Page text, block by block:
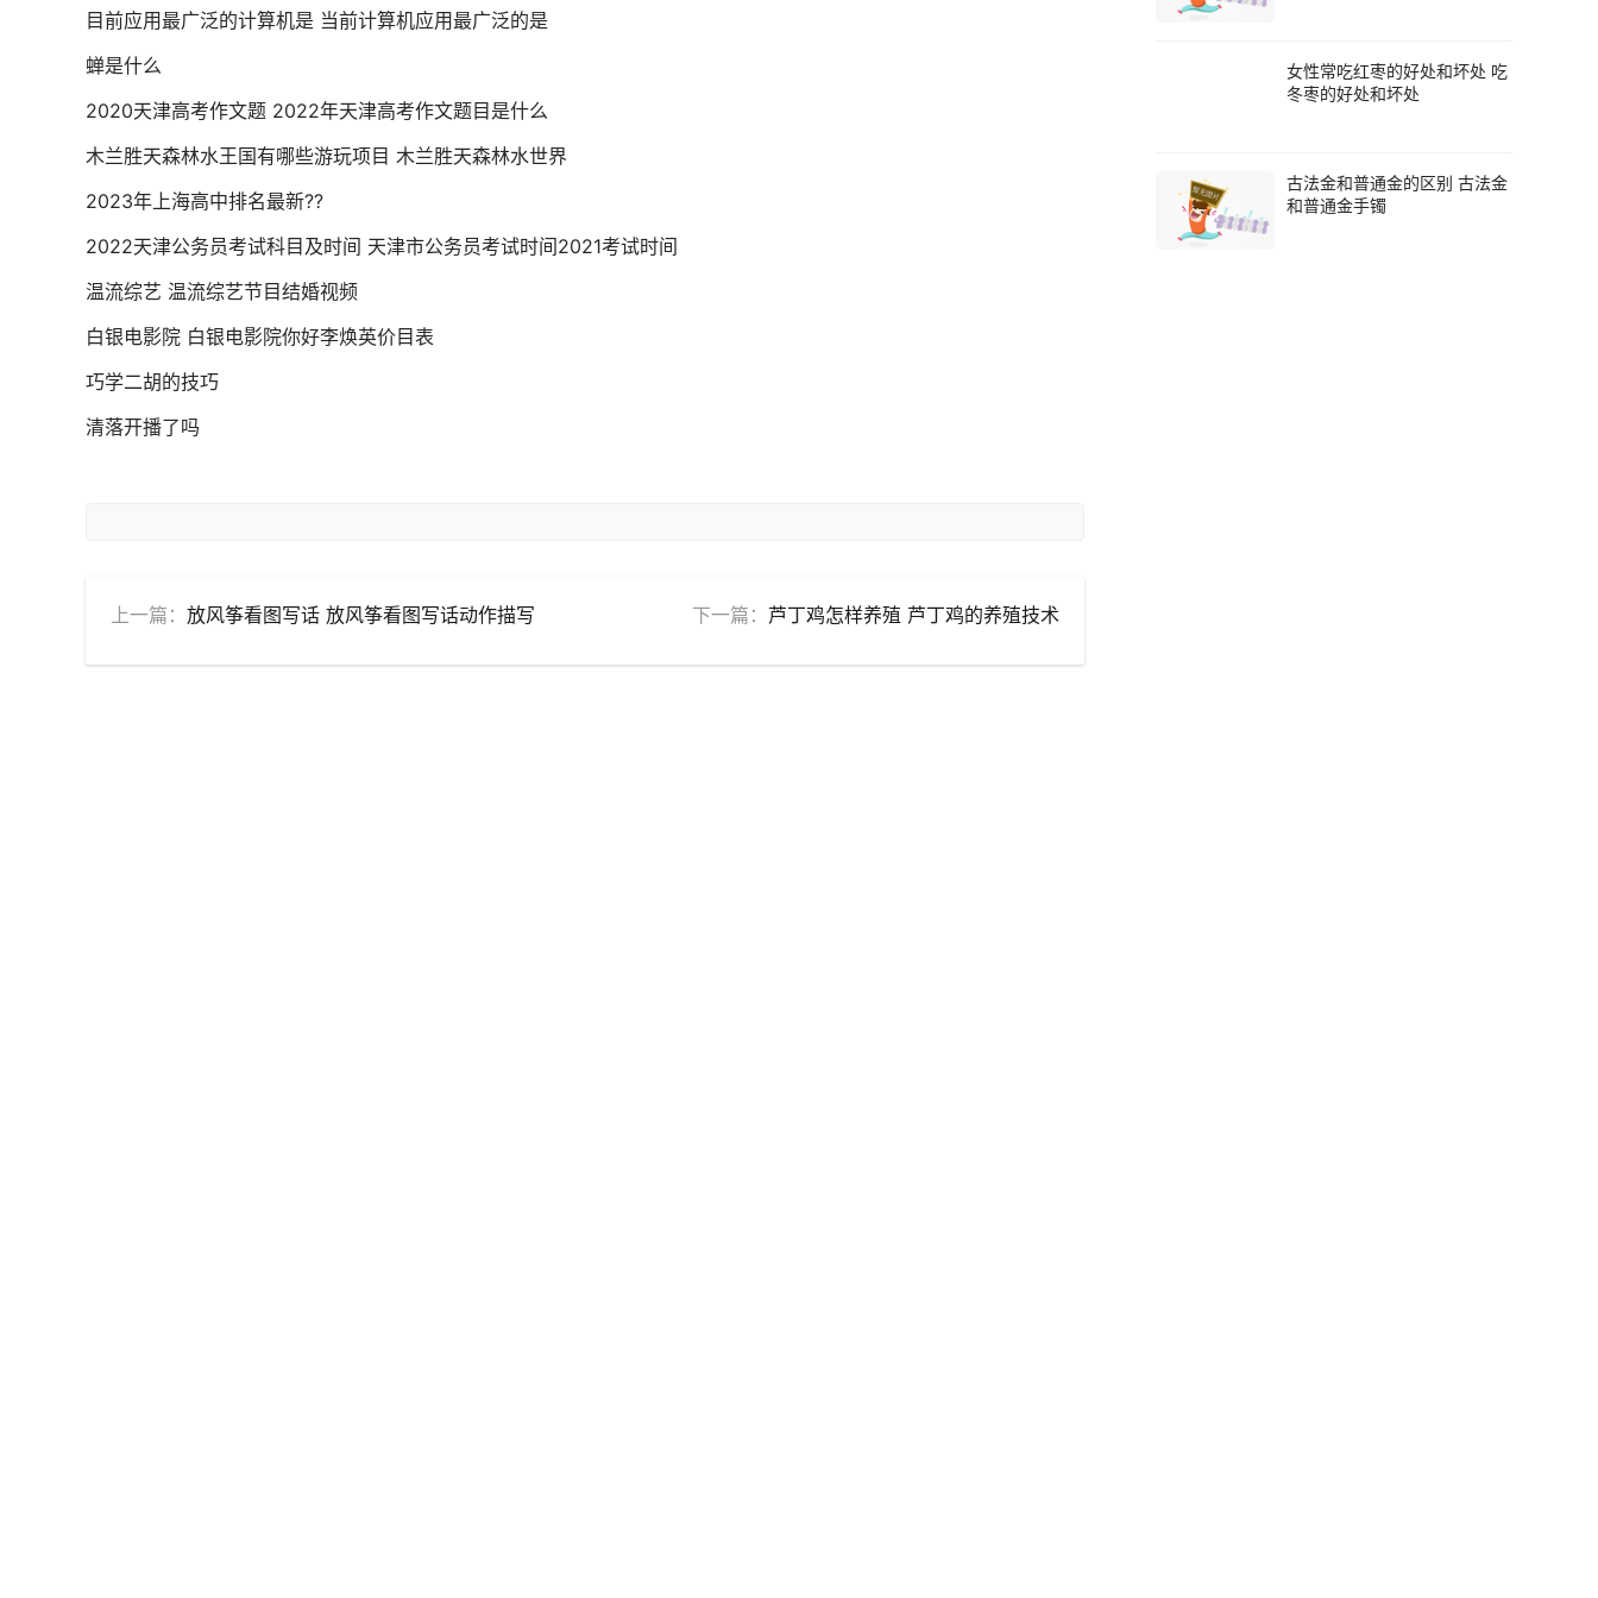
目前应用最广泛的计算机是 当前计算机应用最广泛的是
蝉是什么
2020天津高考作文题 2022年天津高考作文题目是什么
木兰胜天森林水王国有哪些游玩项目 木兰胜天森林水世界
2023年上海高中排名最新??
2022天津公务员考试科目及时间 天津市公务员考试时间2021考试时间
温流综艺 温流综艺节目结婚视频
白银电影院 白银电影院你好李焕英价目表
巧学二胡的技巧
清落开播了吗
上一篇： 放风筝看图写话 放风筝看图写话动作描写 下一篇： 芦丁鸡怎样养殖 芦丁鸡的养殖技术
女性常吃红枣的好处和坏处 吃
冬枣的好处和坏处
古法金和普通金的区别 古法金
和普通金手镯